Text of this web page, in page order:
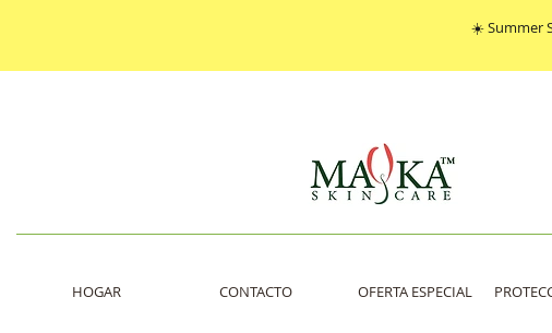
☀️ Summer
HOGAR CONTACTO OFERTA ESPECIAL